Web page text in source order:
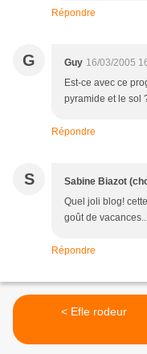
Répondre
G Guy 16/03/2005
Est-ce avec ce
pyramide et le sol
Répondre
S Sabine Biazot
Quel joli blog!
goût de
Répondre
< Efle rodeur